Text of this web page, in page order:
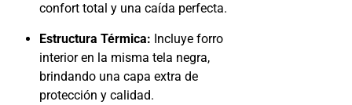
confort total y una caída perfecta.
Estructura Térmica: Incluye forro
interior en la misma tela negra,
brindando una capa extra de
protección y calidad.